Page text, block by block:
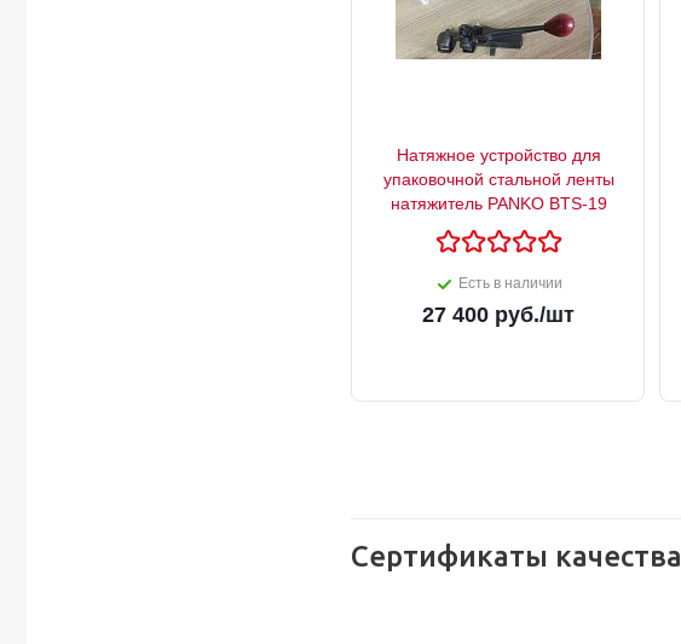
Натяжное устройство для
упаковочной стальной ленты
натяжитель PANKO BTS-19
Есть в наличии
27 400 руб./шт
Сертификаты качества